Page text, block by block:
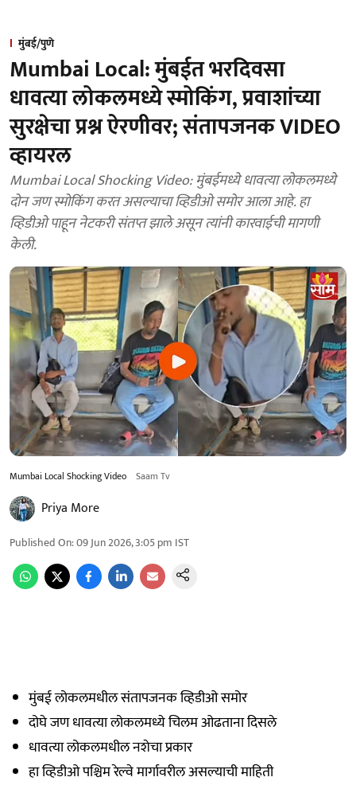
मुंबई/पुणे
Mumbai Local: मुंबईत भरदिवसा
धावत्या लोकलमध्ये स्मोकिंग, प्रवाशांच्या
सुरक्षेचा प्रश्न ऐरणीवर; संतापजनक VIDEO
व्हायरल
Mumbai Local Shocking Video: मुंबईमध्ये धावत्या लोकलमध्ये
दोन जण स्मोकिंग करत असल्याचा व्हिडीओ समोर आला आहे. हा
व्हिडीओ पाहून नेटकरी संतप्त झाले असून त्यांनी कारवाईची मागणी
केली.
Mumbai Local Shocking Video Saam Tv
Priya More
Published On:09 Jun 2026, 3:05 pm IST
मुंबई लोकलमधील संतापजनक व्हिडीओ समोर
दोघे जण धावत्या लोकलमध्ये चिलम ओढताना दिसले
धावत्या लोकलमधील नशेचा प्रकार
हा व्हिडीओ पश्चिम रेल्वे मार्गावरील असल्याची माहिती